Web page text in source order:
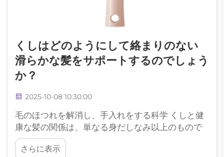
くしはどのようにして絡まりのない
滑らかな髪をサポートするのでしょう
か？
2025-10-08 10:30:00
毛のほつれを解消し、手入れをする科学 くしと健
康な髪の関係は、単なる身だしなみ以上のもので
ある。この必需品は何千年もの間進化を遂げてお
り、原始的な木製の道具から、今日の洗練された
さらに表示